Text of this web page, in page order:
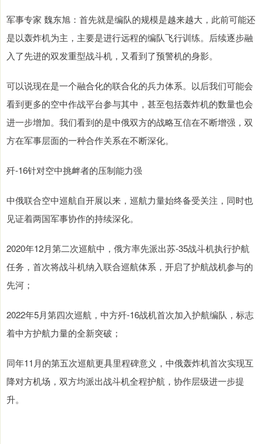
军事专家 魏东旭：首先就是编队的规模是越来越大，此前可能还
是以轰炸机为主，主要是进行远程的编队飞行训练。后续逐步融
入了先进的双发重型战斗机，又看到了预警机的身影。
可以说现在是一个融合化的联合化的兵力体系。以后我们可能会
看到更多的空中作战平台参与其中，甚至包括轰炸机的数量也会
进一步增加。我们看到的是中俄双方的战略互信在不断增强，双
方在军事层面的一种合作关系在不断深化。
歼-16针对空中挑衅者的压制能力强
中俄联合空中巡航自开展以来，巡航力量始终备受关注，同时也
见证着两国军事协作的持续深化。
2020年12月第二次巡航中，俄方率先派出苏-35战斗机执行护航
任务，首次将战斗机纳入联合巡航体系，开启了护航战机参与的
先河；
2022年5月第四次巡航，中方歼-16战机首次加入护航编队，标志
着中方护航力量的全新突破；
同年11月的第五次巡航更具里程碑意义，中俄轰炸机首次实现互
降对方机场，双方均派出战斗机全程护航，协作层级进一步提
升。